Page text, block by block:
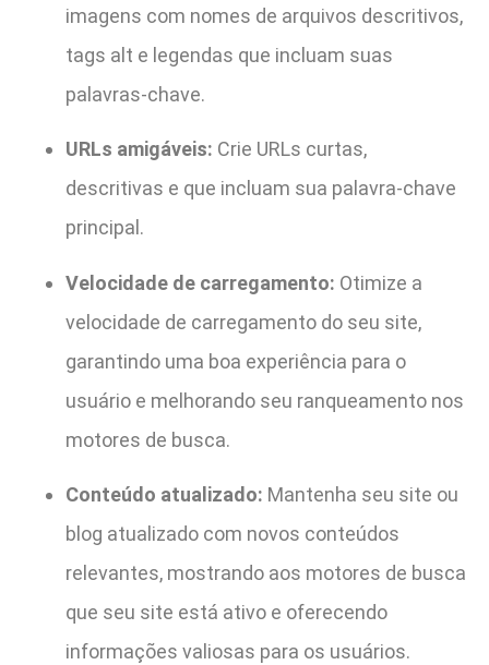
imagens com nomes de arquivos descritivos,
tags alt e legendas que incluam suas
palavras-chave.
URLs amigáveis: Crie URLs curtas,
descritivas e que incluam sua palavra-chave
principal.
Velocidade de carregamento: Otimize a
velocidade de carregamento do seu site,
garantindo uma boa experiência para o
usuário e melhorando seu ranqueamento nos
motores de busca.
Conteúdo atualizado: Mantenha seu site ou
blog atualizado com novos conteúdos
relevantes, mostrando aos motores de busca
que seu site está ativo e oferecendo
informações valiosas para os usuários.